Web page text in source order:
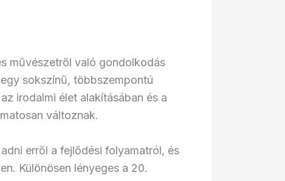
művészetről való gondolkodás
sokszínű, többszempontú
irodalmi élet alakításában és a
változnak.
erről a fejlődési folyamatról, és
Különösen lényeges a 20.